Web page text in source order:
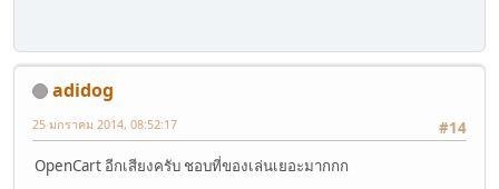
adidog
#14
25 มกราคม 2014, 08:52:17
OpenCart อีกเสียงครับ ชอบที่ของเล่นเยอะมากกก